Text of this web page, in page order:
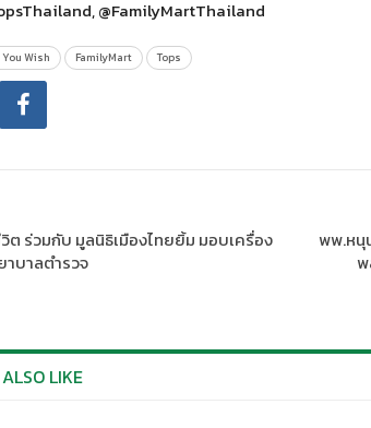
@FamilyMartThailand
Wish FamilyMart Tops
ต ร่วมกับ มูลนิธิเมืองไทยยิ้ม มอบเครื่อง
าบาลตำรวจ
พพ.หนุ
พ
LIKE